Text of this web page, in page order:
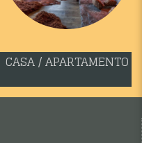
CASA / APARTAMENTO